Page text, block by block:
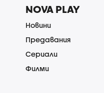
NOVA PLAY
Новини
Предавания
Сериали
Филми